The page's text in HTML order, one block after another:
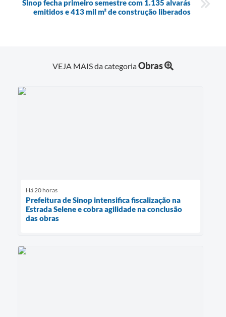
Sinop fecha primeiro semestre com 1.135 alvarás
emitidos e 413 mil m² de construção liberados
VEJA MAIS da categoriaObras
Há 20 horas
Prefeitura de Sinop intensifica fiscalização na
Estrada Selene e cobra agilidade na conclusão
das obras